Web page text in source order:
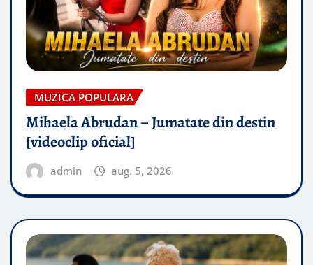
MUZICA POPULARA
Mihaela Abrudan – Jumatate din destin
[videoclip oficial]
admin aug. 5, 2026